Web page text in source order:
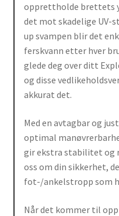
opprettholde brettets
det mot skadelige UV-
up svampen blir det
ferskvann etter hver
glede deg over ditt
og disse
akkurat det.
Med en avtagbar og
optimal
gir ekstra stabilitet og
oss om din sikkerhet,
fot-/ankelstropp som
Når det kommer til